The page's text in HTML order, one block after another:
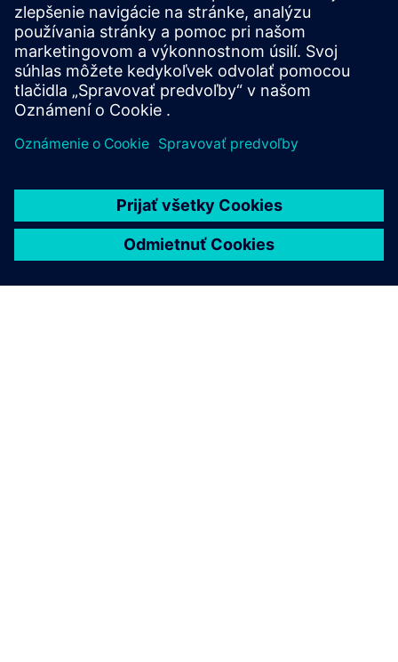
komplexné overenie a optimalizáciu IC vo všetkých
procesných uzloch a štýloch návrhu a zároveň minimalizuje
využitie zdrojov a harmonogramy zrážok.
Učte sa od odborníkov